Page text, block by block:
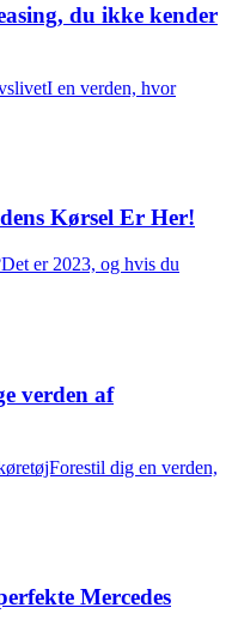
du ikke kender
en verden, hvor
Kørsel Er Her!
er 2023, og hvis du
verden af
dig en verden,
Mercedes